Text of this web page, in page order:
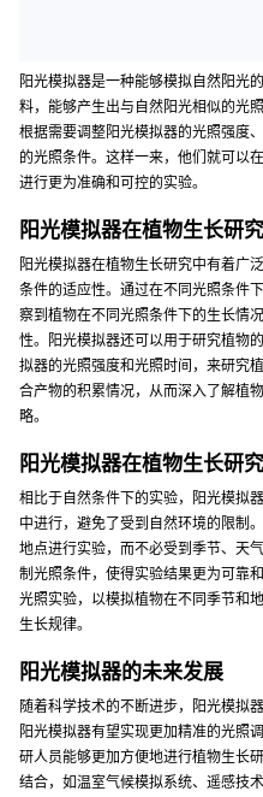
阳光模拟器是一种能够模拟自然阳光
料，能够产生出与自然阳光相似的光
根据需要调整阳光模拟器的光照强度
的光照条件。这样一来，他们就可以
进行更为准确和可控的实验。
阳光模拟器在植物生长研
阳光模拟器在植物生长研究中有着广
条件的适应性。通过在不同光照条件
察到植物在不同光照条件下的生长情
性。阳光模拟器还可以用于研究植物
拟器的光照强度和光照时间，来研究
合产物的积累情况，从而深入了解植
略。
阳光模拟器在植物生长研
相比于自然条件下的实验，阳光模拟
中进行，避免了受到自然环境的限制
地点进行实验，而不必受到季节、天
制光照条件，使得实验结果更为可靠
光照实验，以模拟植物在不同季节和
生长规律。
阳光模拟器的未来发展
随着科学技术的不断进步，阳光模拟
阳光模拟器有望实现更加精准的光照
研人员能够更加方便地进行植物生长
结合，如温室气候模拟系统、遥感技